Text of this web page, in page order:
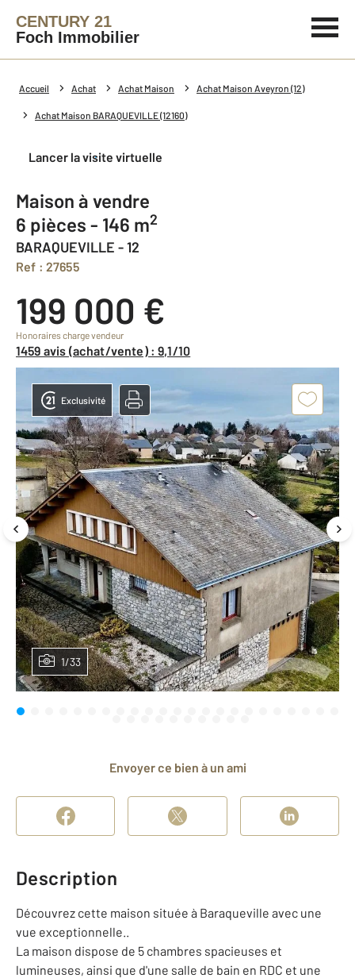
CENTURY 21
Foch Immobilier
Accueil Achat Achat Maison Achat Maison Aveyron (12)
Achat Maison BARAQUEVILLE (12160)
Lancer la visite virtuelle
Maison à vendre
6 pièces - 146 m2
BARAQUEVILLE - 12
Ref : 27655
199 000 €
Honoraires charge vendeur
1459 avis (achat/vente) : 9,1/10
1/33
Exclusivité
Envoyer ce bien à un ami
Description
Découvrez cette maison située à Baraqueville avec une
vue exceptionnelle..
La maison dispose de 5 chambres spacieuses et
lumineuses, ainsi que d'une salle de bain en RDC et une